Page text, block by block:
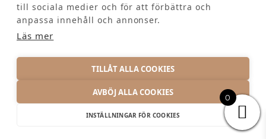
till sociala medier och för att förbättra och
anpassa innehåll och annonser.
Läs mer
TILLÅT ALLA COOKIES
AVBÖJ ALLA COOKIES
INSTÄLLNINGAR FÖR COOKIES
Kontakta oss
Vanliga frågor
INTEGRITETSPOLICY
© 2026 KRAMTEX AB
0